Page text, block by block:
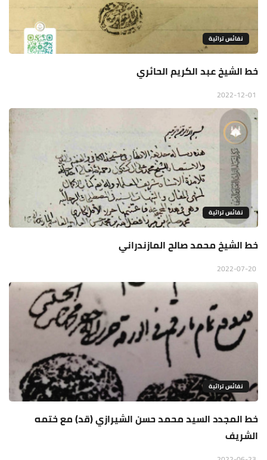
نفائس تراثية
خط الشيخ عبد الكريم الحائري
نفائس تراثية
خط الشيخ محمد صالح المازندراني
نفائس تراثية
خط المجدد السيد محمد حسن الشيرازي (قد) مع ختمه
الشريف